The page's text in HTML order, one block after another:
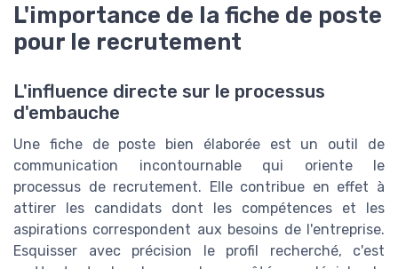
L'importance de la fiche de poste
pour le recrutement
L'influence directe sur le processus
d'embauche
Une fiche de poste bien élaborée est un outil de
communication incontournable qui oriente le
processus de recrutement. Elle contribue en effet à
attirer les candidats dont les compétences et les
aspirations correspondent aux besoins de l'entreprise.
Esquisser avec précision le profil recherché, c'est